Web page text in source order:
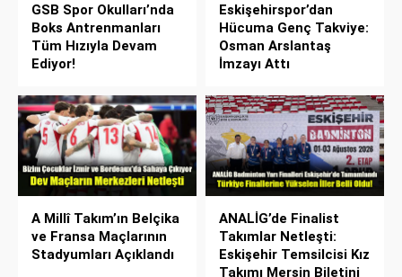
GSB Spor Okulları’nda
Boks Antrenmanları
Tüm Hızıyla Devam
Ediyor!
Eskişehirspor’dan
Hücuma Genç Takviye:
Osman Arslantaş
İmzayı Attı
A Millî Takım’ın Belçika
ve Fransa Maçlarının
Stadyumları Açıklandı
ANALİG’de Finalist
Takımlar Netleşti:
Eskişehir Temsilcisi Kız
Takımı Mersin Biletini